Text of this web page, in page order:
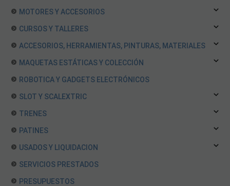
MOTORES Y ACCESORIOS
CURSOS Y TALLERES
ACCESORIOS, HERRAMIENTAS, PINTURAS, MATERIALES
MAQUETAS ESTÁTICAS Y COLECCIÓN
ROBOTICA Y GADGETS ELECTRÓNICOS
SLOT Y SCALEXTRIC
TRENES
PATINES
USADOS Y LIQUIDACION
SERVICIOS PRESTADOS
PRESUPUESTOS